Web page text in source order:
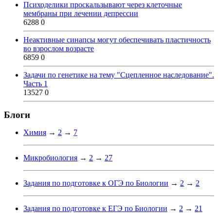
Психоделики проскальзывают через клеточные
мембраны при лечении депрессии
6288 0
Неактивные синапсы могут обеспечивать пластичность
во взрослом возрасте
6859 0
Задачи по генетике на тему "Сцепленное наследование".
Часть 1
13527 0
Блоги
Химия → 2 → 7
Микробиология → 2 → 27
Задания по подготовке к ОГЭ по Биологии → 2 → 2
Задания по подготовке к ЕГЭ по Биологии → 2 → 21